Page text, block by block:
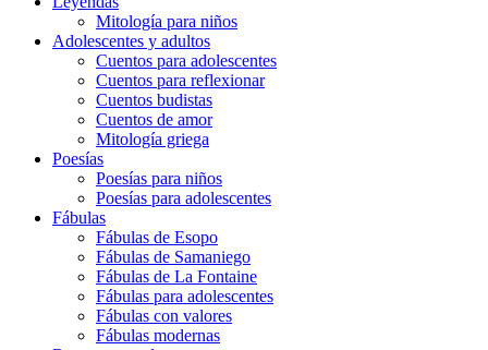
Mitología para niños
Adolescentes y adultos
Cuentos para adolescentes
Cuentos para reflexionar
Cuentos budistas
Cuentos de amor
Mitología griega
Poesías
Poesías para niños
Poesías para adolescentes
Fábulas
Fábulas de Esopo
Fábulas de Samaniego
Fábulas de La Fontaine
Fábulas para adolescentes
Fábulas con valores
Fábulas modernas